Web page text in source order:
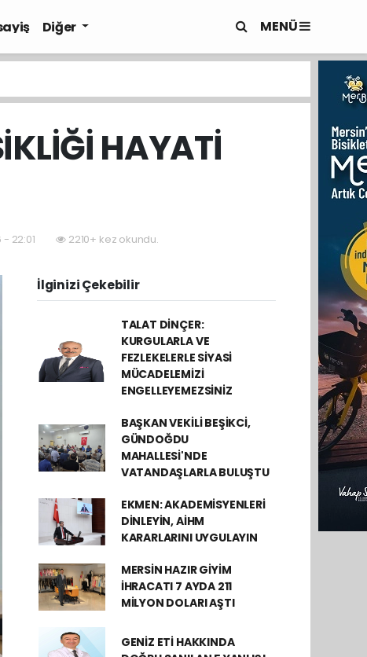
Diğer MENÜ
HAYATİ
22:01 2210+ kez okundu.
İlginizi Çekebilir
TALAT DİNÇER:
KURGULARLA VE
FEZLEKELERLE SİYASİ
MÜCADELEMİZİ
ENGELLEYEMEZSİNİZ
BAŞKAN VEKİLİ BEŞİKCİ,
GÜNDOĞDU
MAHALLESİ'NDE
VATANDAŞLARLA BULUŞTU
EKMEN: AKADEMİSYENLERİ
DİNLEYİN, AİHM
KARARLARINI UYGULAYIN
MERSİN HAZIR GİYİM
İHRACATI 7 AYDA 211
MİLYON DOLARI AŞTI
GENİZ ETİ HAKKINDA